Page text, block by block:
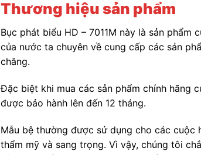
Thương hiệu sản phẩm
Bục phát biểu HD – 7011M này là sản phẩm
của nước ta chuyên về cung cấp các sản
chăng.
Đặc biệt khi mua các sản phẩm chính hãng
được bảo hành lên đến 12 tháng.
Mẫu bệ thường được sử dụng cho các cuộc
thẩm mỹ và sang trọng. Vì vậy, chúng tôi